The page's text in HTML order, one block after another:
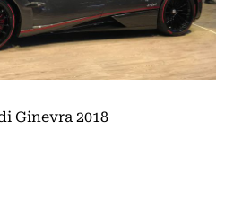
Ginevra 2018